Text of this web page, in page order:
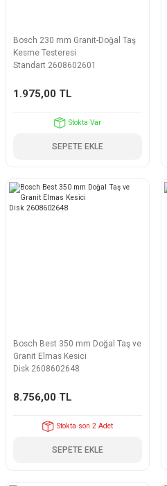
Bosch 230 mm Granit-Doğal Taş
Kesme Testeresi
Standart 2608602601
1.975,00 TL
Stokta Var
SEPETE EKLE
Bosch Best 350 mm Doğal Taş ve
Granit Elmas Kesici
Disk 2608602648
8.756,00 TL
Stokta son 2 Adet
SEPETE EKLE